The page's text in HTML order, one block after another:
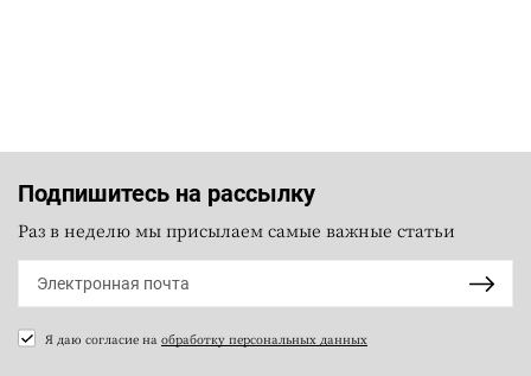
Подпишитесь на рассылку
Раз в неделю мы присылаем самые важные статьи
Я даю согласие на обработку персональных данных